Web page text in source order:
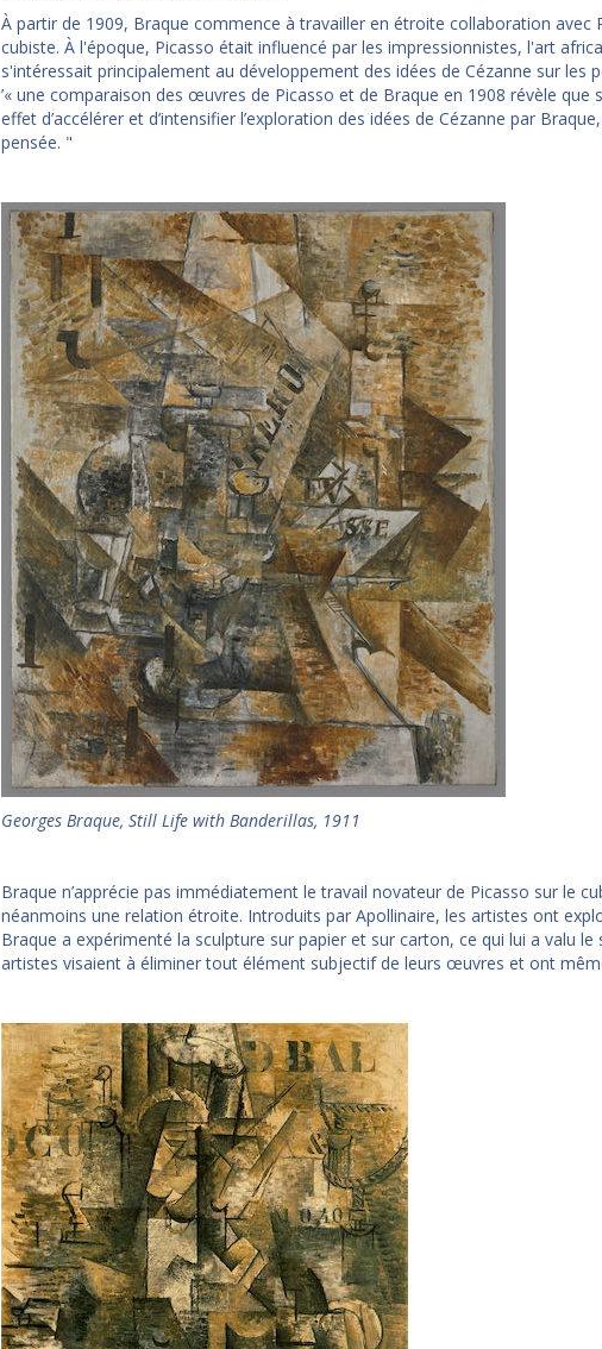
À partir de 1909, Braque commence à travailler en étroite collaboration avec
cubiste. À l'époque, Picasso était influencé par les impressionnistes, l'art
s'intéressait principalement au développement des idées de Cézanne sur les
’« une comparaison des œuvres de Picasso et de Braque en 1908 révèle
effet d’accélérer et d’intensifier l’exploration des idées de Cézanne par
pensée. "
Georges Braque, Still Life with Banderillas, 1911
Braque n’apprécie pas immédiatement le travail novateur de Picasso sur le
néanmoins une relation étroite. Introduits par Apollinaire, les artistes ont
Braque a expérimenté la sculpture sur papier et sur carton, ce qui lui a valu
artistes visaient à éliminer tout élément subjectif de leurs œuvres et ont